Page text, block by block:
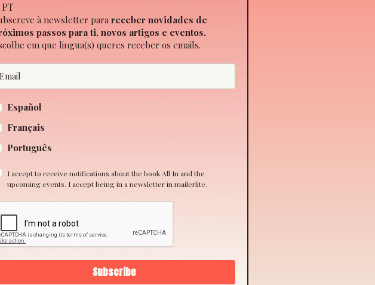
à newsletter parareceber novidades de
passos para ti, novos artigos e eventos.
em que lingua(s) queres receber os emails.
Español
Français
Português
I accept to receive notifications about the book All In and the
upcoming events. I accept being in a newsletter in mailerlite.
Subscribe